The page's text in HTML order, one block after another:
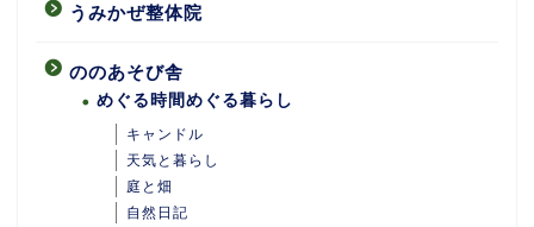
うみかぜ整体院
ののあそび舎
めぐる時間めぐる暮らし
キャンドル
天気と暮らし
庭と畑
自然日記